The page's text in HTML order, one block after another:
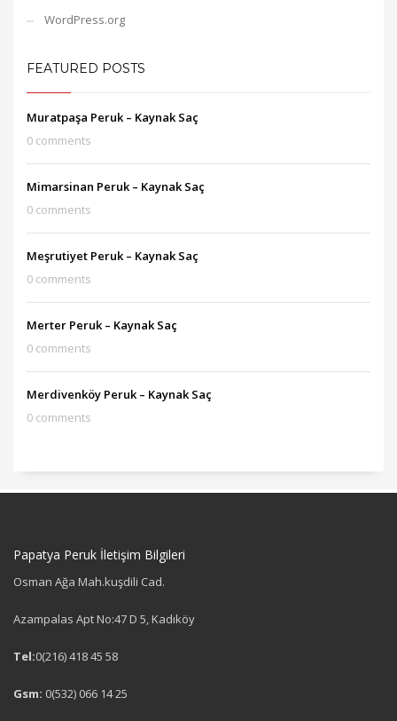
WordPress.org
FEATURED POSTS
Muratpaşa Peruk – Kaynak Saç
0 comments
Mimarsinan Peruk – Kaynak Saç
0 comments
Meşrutiyet Peruk – Kaynak Saç
0 comments
Merter Peruk – Kaynak Saç
0 comments
Merdivenköy Peruk – Kaynak Saç
0 comments
Papatya Peruk İletişim Bilgileri
Osman Ağa Mah.kuşdili Cad.
Azampalas Apt No:47 D 5, Kadıköy
Tel:0(216) 418 45 58
Gsm: 0(532) 066 14 25